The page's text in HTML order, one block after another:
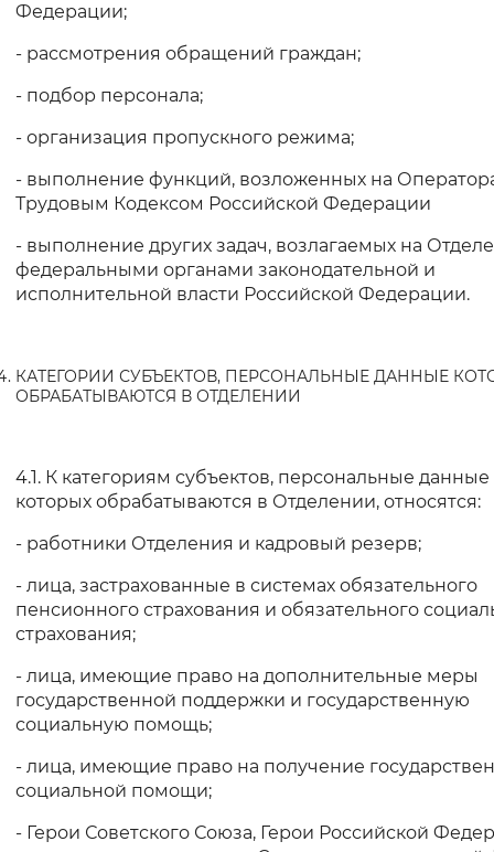
Федерации;
- рассмотрения обращений граждан;
- подбор персонала;
- организация пропускного режима;
- выполнение функций, возложенных на
Трудовым Кодексом Российской Федерации
- выполнение других задач, возлагаемых на
федеральными органами законодательной и
исполнительной власти Российской Федерации.
КАТЕГОРИИ СУБЪЕКТОВ, ПЕРСОНАЛЬНЫЕ ДАННЫЕ
ОБРАБАТЫВАЮТСЯ В ОТДЕЛЕНИИ
4.1. К категориям субъектов, персональные данные
которых обрабатываются в Отделении, относятся:
- работники Отделения и кадровый резерв;
- лица, застрахованные в системах обязательного
пенсионного страхования и обязательного
страхования;
- лица, имеющие право на дополнительные меры
государственной поддержки и государственную
социальную помощь;
- лица, имеющие право на получение
социальной помощи;
- Герои Советского Союза, Герои Российской